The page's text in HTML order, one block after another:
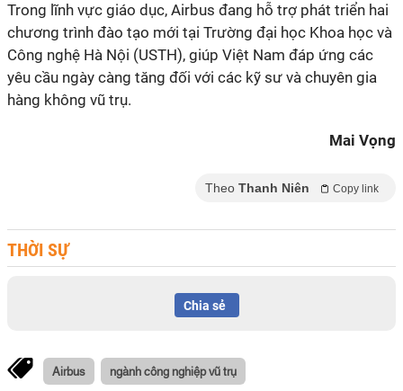
Trong lĩnh vực giáo dục, Airbus đang hỗ trợ phát triển hai
chương trình đào tạo mới tại Trường đại học Khoa học và
Công nghệ Hà Nội (USTH), giúp Việt Nam đáp ứng các
yêu cầu ngày càng tăng đối với các kỹ sư và chuyên gia
hàng không vũ trụ.
Mai Vọng
Theo Thanh Niên Copy link
THỜI SỰ
Chia sẻ
Airbus ngành công nghiệp vũ trụ